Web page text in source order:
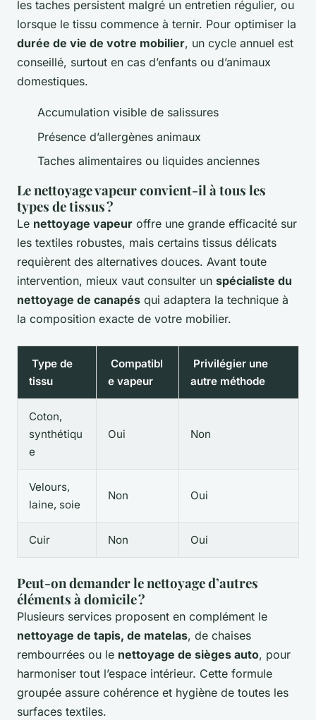
les taches persistent malgré un entretien régulier, ou
lorsque le tissu commence à ternir. Pour optimiser la
durée de vie de votre mobilier, un cycle annuel est
conseillé, surtout en cas d’enfants ou d’animaux
domestiques.
Accumulation visible de salissures
Présence d’allergènes animaux
Taches alimentaires ou liquides anciennes
Le nettoyage vapeur convient-il à tous les
types de tissus ?
Le nettoyage vapeur offre une grande efficacité sur
les textiles robustes, mais certains tissus délicats
requièrent des alternatives douces. Avant toute
intervention, mieux vaut consulter un spécialiste du
nettoyage de canapés qui adaptera la technique à
la composition exacte de votre mobilier.
Type de
tissu
Compatibl
e vapeur
Privilégier une
autre méthode
Coton,
synthétiqu
e
Oui Non
Velours,
laine, soie
Non Oui
Cuir Non Oui
Peut-on demander le nettoyage d’autres
éléments à domicile ?
Plusieurs services proposent en complément le
nettoyage de tapis, de matelas, de chaises
rembourrées ou le nettoyage de sièges auto, pour
harmoniser tout l’espace intérieur. Cette formule
groupée assure cohérence et hygiène de toutes les
surfaces textiles.